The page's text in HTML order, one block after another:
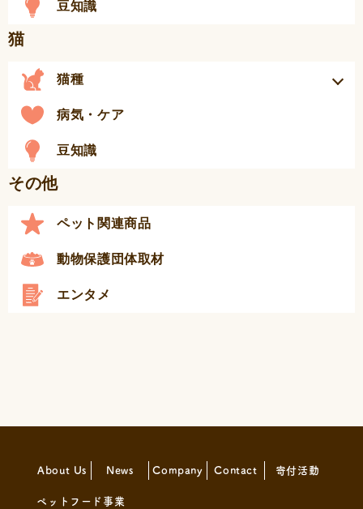
豆知識
猫
猫種
病気・ケア
豆知識
その他
ペット関連商品
動物保護団体取材
エンタメ
About Us News Company Contact 寄付活動
ペットフード事業